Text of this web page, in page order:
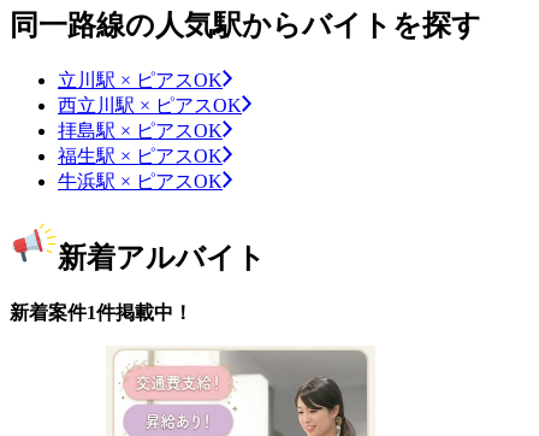
同一路線の人気駅からバイトを探す
立川駅 × ピアスOK
西立川駅 × ピアスOK
拝島駅 × ピアスOK
福生駅 × ピアスOK
牛浜駅 × ピアスOK
新着アルバイト
新着案件1件掲載中！